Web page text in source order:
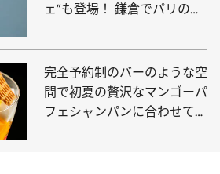
ェ”も登場！ 鎌倉でパリのエ
完全予約制のバーのような空
間で初夏の贅沢なマンゴーパ
フェシャンパンに合わせて贅